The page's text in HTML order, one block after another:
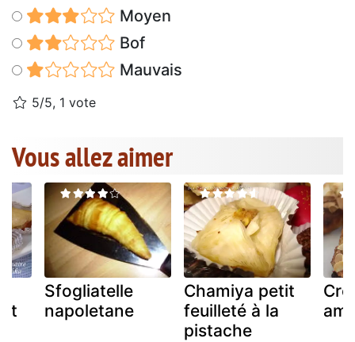
Moyen
Bof
Mauvais
5/5, 1 vote
Vous allez aimer
Sfogliatelle
napoletane
Chamiya petit
feuilleté à la
pistache